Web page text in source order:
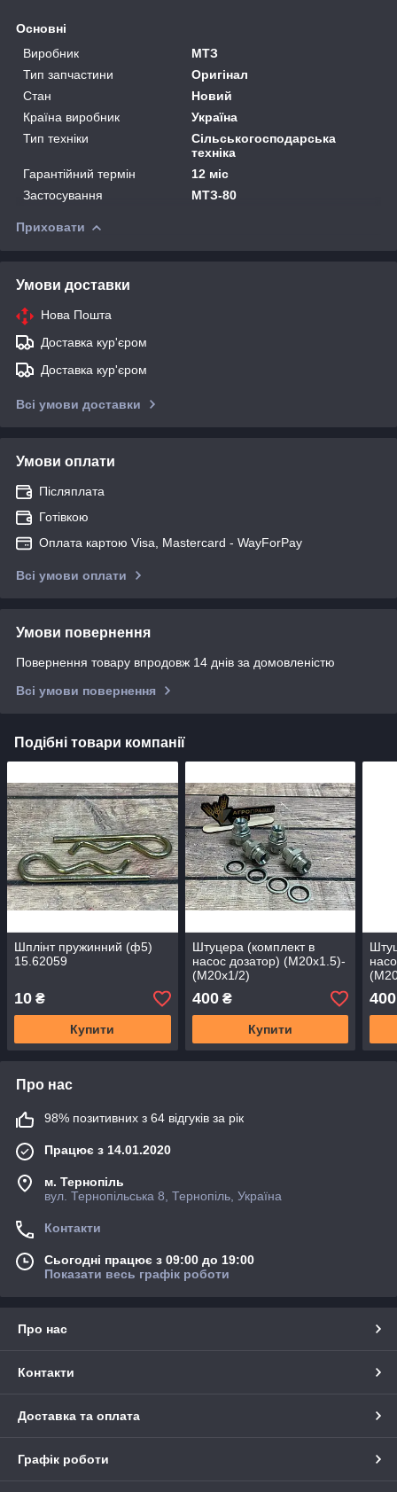
Основні
Виробник
МТЗ
Тип запчастини
Оригінал
Стан
Новий
Країна виробник
Україна
Тип техніки
Сільськогосподарська
техніка
Гарантійний термін
12 міс
Застосування
МТЗ-80
Приховати
Умови доставки
Нова Пошта
Доставка кур'єром
Доставка кур'єром
Всі умови доставки
Умови оплати
Післяплата
Готівкою
Оплата картою Visa, Mastercard - WayForPay
Всі умови оплати
Умови повернення
Повернення товару впродовж 14 днів за домовленістю
Всі умови повернення
Подібні товари компанії
Шплінт пружинний (ф5)
15.62059
10 ₴
Купити
Штуцера (комплект в
насос дозатор) (М20х1.5)-
(М20х1/2)
400₴
Купити
400
Про нас
98% позитивних з 64 відгуків за рік
Працює з 14.01.2020
м. Тернопіль
вул. Тернопільська 8, Тернопіль, Україна
Контакти
Сьогодні працює з 09:00 до 19:00
Показати весь графік роботи
Про нас
Контакти
Доставка та оплата
Графік роботи